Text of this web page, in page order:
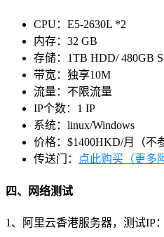
CPU：E5-2630L *2
内存：32 GB
存储：1TB HDD/ 480GB
带宽：独享10M
流量：不限流量
IP个数：1 IP
系统：linux/Windows
价格：$1400HKD/月（不
传送门：
点此购买（更多
四、网络测试
1、阿里云香港服务器，测试IP